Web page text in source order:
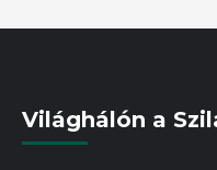
Világhálón a